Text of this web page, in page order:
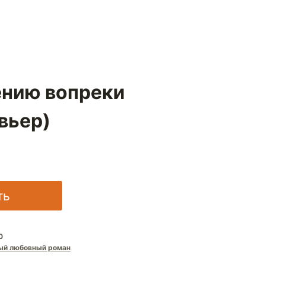
вопреки
любовный роман